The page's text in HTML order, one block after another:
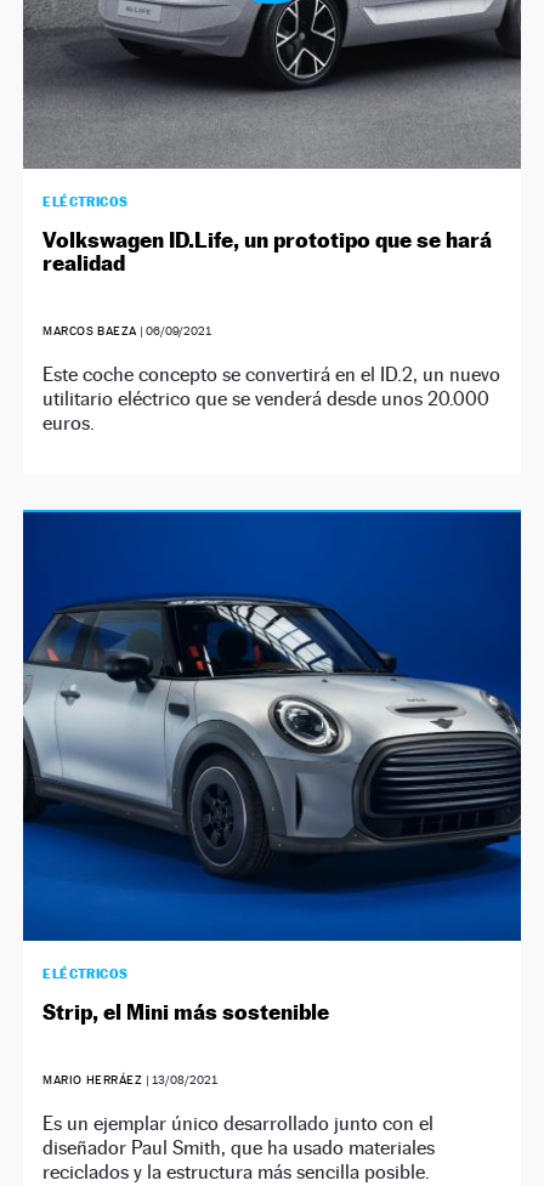
ELÉCTRICOS
Volkswagen ID.Life, un prototipo que se hará
realidad
MARCOS BAEZA |06/09/2021
Este coche concepto se convertirá en el ID.2, un nuevo
utilitario eléctrico que se venderá desde unos 20.000
euros.
ELÉCTRICOS
Strip, el Mini más sostenible
MARIO HERRÁEZ | 13/08/2021
Es un ejemplar único desarrollado junto con el
diseñador Paul Smith, que ha usado materiales
reciclados y la estructura más sencilla posible.